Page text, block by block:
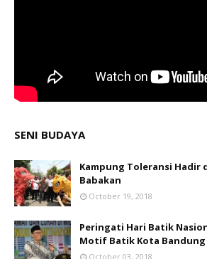
SENI BUDAYA
Kampung Toleransi Hadir
Babakan
October 19, 2018
Peringati Hari Batik
Motif Batik Kota Bandung
October 03, 2018